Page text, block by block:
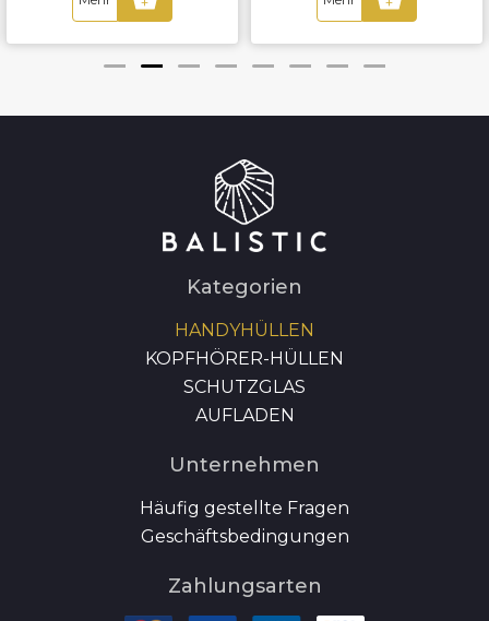
Kategorien
HANDYHÜLLEN
KOPFHÖRER-HÜLLEN
SCHUTZGLAS
AUFLADEN
Unternehmen
Häufig gestellte Fragen
Geschäftsbedingungen
Zahlungsarten